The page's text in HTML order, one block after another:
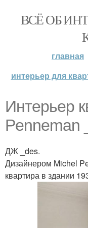
ВСЁ ОБ
главная
интерьер для
Интерьер
Penneman
ДЖ _des.
Дизайнером Michel
квартира в здании